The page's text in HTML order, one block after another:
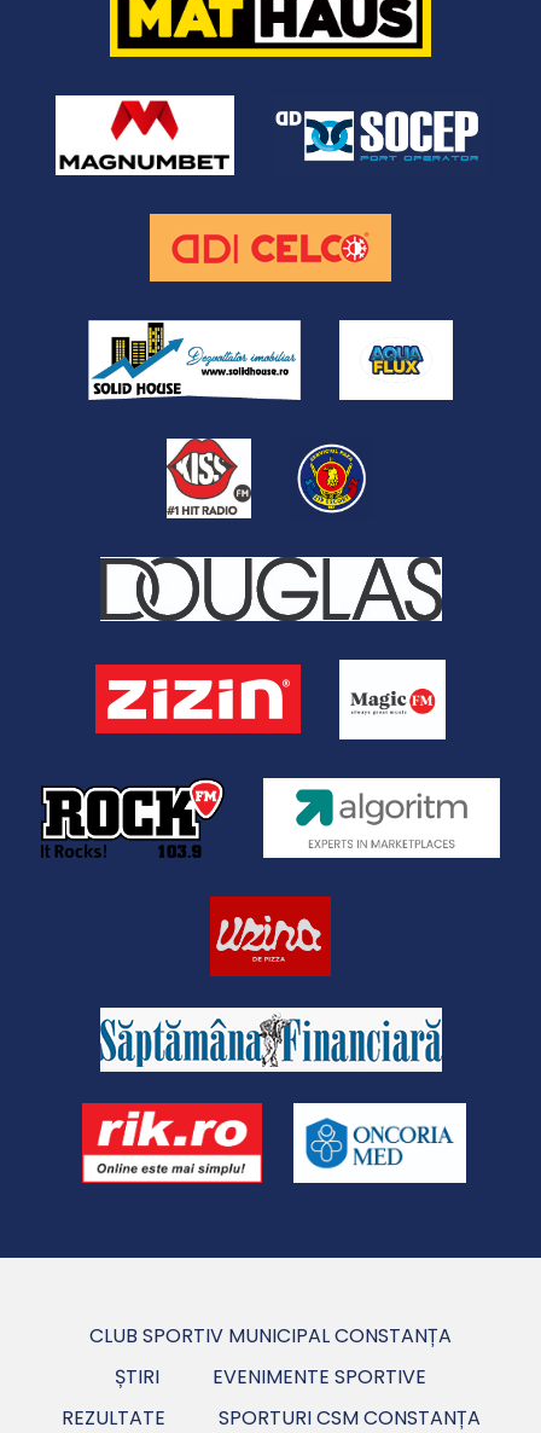
CLUB SPORTIV MUNICIPAL CONSTANȚA
ȘTIRI
EVENIMENTE SPORTIVE
REZULTATE
SPORTURI CSM CONSTANȚA